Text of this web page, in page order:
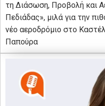
τη Διάσωση, Προβολή και
Πεδιάδας», μιλά για την
νέο αεροδρόμιο στο
Παπούρα